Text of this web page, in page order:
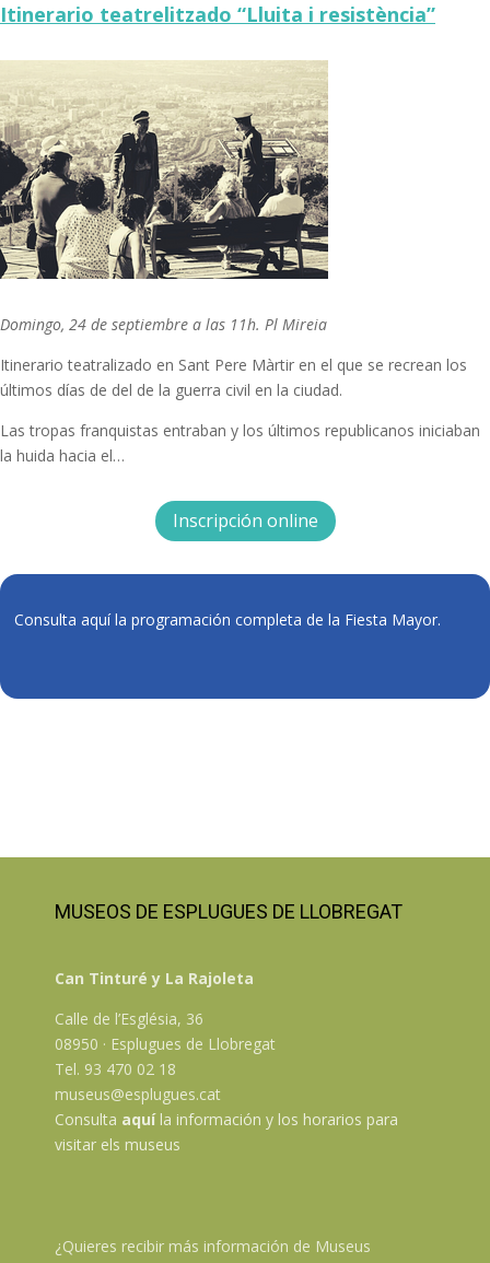
Itinerario teatrelitzado “Lluita i resistència”
Domingo, 24 de septiembre a las 11h. Pl Mireia
Itinerario teatralizado en Sant Pere Màrtir en el que se recrean los
últimos días de del de la guerra civil en la ciudad.
Las tropas franquistas entraban y los últimos republicanos iniciaban
la huida hacia el…
Inscripción online
Consulta aquí la programación completa de la Fiesta Mayor.
MUSEOS DE ESPLUGUES DE LLOBREGAT
Can Tinturé y La Rajoleta
Calle de l’Església, 36
08950 · Esplugues de Llobregat
Tel. 93 470 02 18
museus@esplugues.cat
Consulta aquíla información y los horarios para
visitar els museus
¿Quieres recibir más información de Museus